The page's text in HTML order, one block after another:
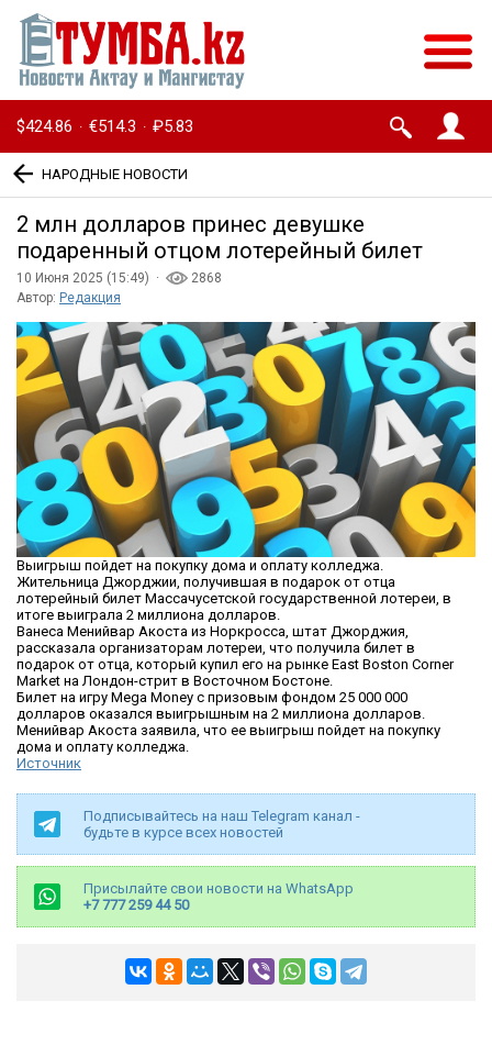
$424.86 · €514.3 · ₽5.83
НАРОДНЫЕ НОВОСТИ
2 млн долларов принес девушке
подаренный отцом лотерейный билет
10 Июня 2025 (15:49) ·
2868
Автор: Редакция
Выигрыш пойдет на покупку дома и оплату колледжа.
Жительница Джорджии, получившая в подарок от отца
лотерейный билет Массачусетской государственной лотереи, в
итоге выиграла 2 миллиона долларов.
Ванеса Менийвар Акоста из Норкросса, штат Джорджия,
рассказала организаторам лотереи, что получила билет в
подарок от отца, который купил его на рынке East Boston Corner
Market на Лондон-стрит в Восточном Бостоне.
Билет на игру Mega Money с призовым фондом 25 000 000
долларов оказался выигрышным на 2 миллиона долларов.
Менийвар Акоста заявила, что ее выигрыш пойдет на покупку
дома и оплату колледжа.
Источник
Подписывайтесь на наш Telegram канал -
будьте в курсе всех новостей
Присылайте свои новости на WhatsApp
+7 777 259 44 50